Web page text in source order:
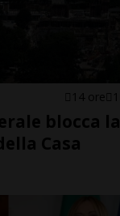
14 ore 1
blocca la
Casa